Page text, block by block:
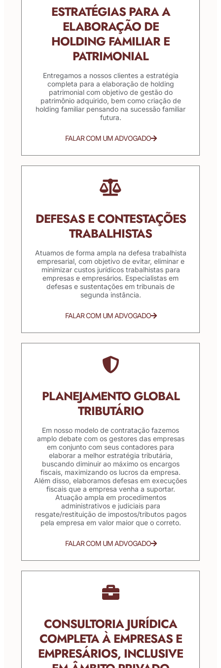
ESTRATÉGIAS PARA A
ELABORAÇÃO DE
HOLDING FAMILIAR E
PATRIMONIAL
Entregamos a nossos clientes a estratégia
completa para a elaboração de holding
patrimonial com objetivo de gestão do
patrimônio adquirido, bem como criação de
holding familiar pensando na sucessão familiar
futura.
FALAR COM UM ADVOGADO
DEFESAS E CONTESTAÇÕES
TRABALHISTAS
Atuamos de forma ampla na defesa trabalhista
empresarial, com objetivo de evitar, eliminar e
minimizar custos jurídicos trabalhistas para
empresas e empresários. Especialistas em
defesas e sustentações em tribunais de
segunda instância.
FALAR COM UM ADVOGADO
PLANEJAMENTO GLOBAL
TRIBUTÁRIO
Em nosso modelo de contratação fazemos
amplo debate com os gestores das empresas
em conjunto com seus contadores para
elaborar a melhor estratégia tributária,
buscando diminuir ao máximo os encargos
fiscais, maximizando os lucros da empresa.
Além disso, elaboramos defesas em execuções
fiscais que a empresa venha a suportar.
Atuação ampla em procedimentos
administrativos e judiciais para
resgate/restituição de impostos/tributos pagos
pela empresa em valor maior que o correto.
FALAR COM UM ADVOGADO
CONSULTORIA JURÍDICA
COMPLETA À EMPRESAS E
EMPRESÁRIOS, INCLUSIVE